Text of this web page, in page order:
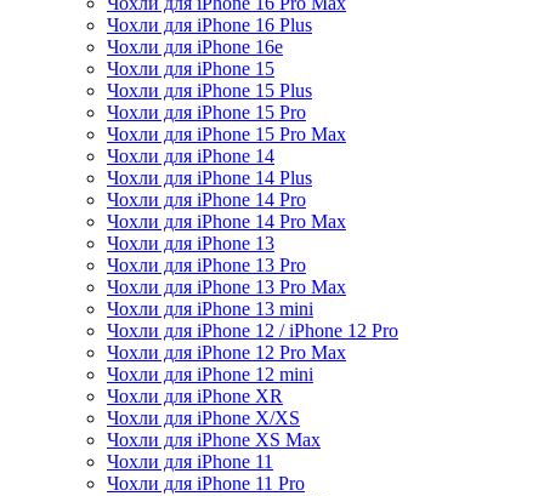
Чохли для iPhone 16 Plus
Чохли для iPhone 16e
Чохли для iPhone 15
Чохли для iPhone 15 Plus
Чохли для iPhone 15 Pro
Чохли для iPhone 15 Pro Max
Чохли для iPhone 14
Чохли для iPhone 14 Plus
Чохли для iPhone 14 Pro
Чохли для iPhone 14 Pro Max
Чохли для iPhone 13
Чохли для iPhone 13 Pro
Чохли для iPhone 13 Pro Max
Чохли для iPhone 13 mini
Чохли для iPhone 12 / iPhone 12 Pro
Чохли для iPhone 12 Pro Max
Чохли для iPhone 12 mini
Чохли для iPhone XR
Чохли для iPhone X/XS
Чохли для iPhone XS Max
Чохли для iPhone 11
Чохли для iPhone 11 Pro